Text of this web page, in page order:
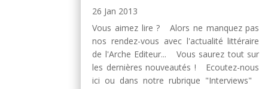
26 Jan 2013
Vous aimez lire ? Alors ne manquez pas
nos rendez-vous avec l'actualité littéraire
de l'Arche Editeur... Vous saurez tout sur
les dernières nouveautés ! Ecoutez-nous
ici ou dans notre rubrique "Interviews"